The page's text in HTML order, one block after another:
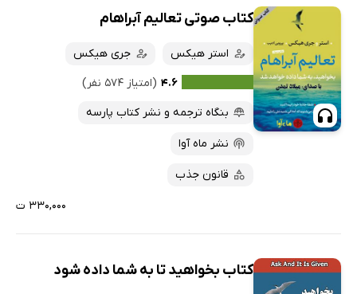
کتاب صوتی تعالیم آبراهام
استر هیکس
جری هیکس
۴.۶ (امتیاز ۵۷۴ نفر)
بنگاه ترجمه و نشر کتاب پارسه
نشر ماه آوا
قانون جذب
۳۳۰,۰۰۰ ت
کتاب بخواهید تا به شما داده شود